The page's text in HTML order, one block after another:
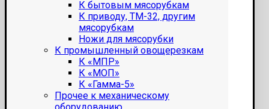
К бытовым мясорубкам
К приводу, ТМ-32, другим
мясорубкам
Ножи для мясорубки
К промышленный овощерезкам
К «МПР»
К «МОП»
К «Гамма-5»
Прочее к механическому